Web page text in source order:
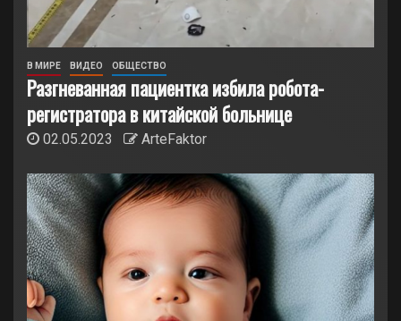
В МИРЕ ВИДЕО ОБЩЕСТВО
Разгневанная пациентка избила робота-
регистратора в китайской больнице
02.05.2023 ArteFaktor